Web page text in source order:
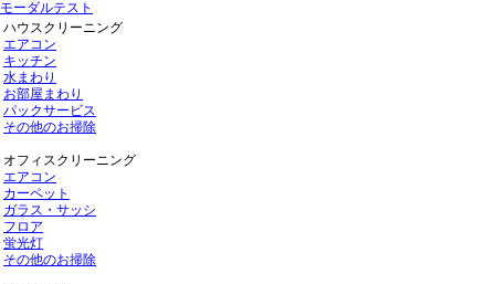
モーダルテスト
ハウスクリーニング
エアコン
キッチン
水まわり
お部屋まわり
パックサービス
その他のお掃除
オフィスクリーニング
エアコン
カーペット
ガラス・サッシ
フロア
蛍光灯
その他のお掃除